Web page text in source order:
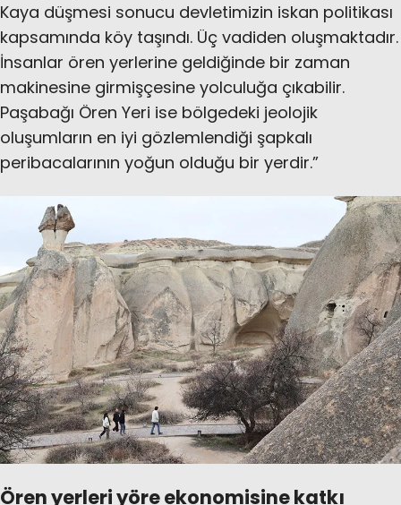
Kaya düşmesi sonucu devletimizin iskan politikası
kapsamında köy taşındı. Üç vadiden oluşmaktadır.
İnsanlar ören yerlerine geldiğinde bir zaman
makinesine girmişçesine yolculuğa çıkabilir.
Paşabağı Ören Yeri ise bölgedeki jeolojik
oluşumların en iyi gözlemlendiği şapkalı
peribacalarının yoğun olduğu bir yerdir.”
Ören yerleri yöre ekonomisine katkı